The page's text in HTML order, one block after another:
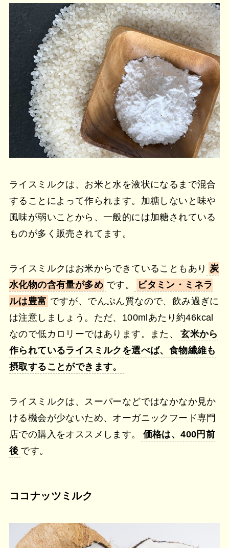
ライスミルクは、お米と水を液状になるまで混合
することによって作られます。加糖しないと味や
風味が弱いことから、一般的には加糖されている
ものが多く販売されてます。
ライスミルクはお米からできていることもあり 炭
水化物の含有量が多め です。
ビタミン・ミネラ
ルは豊富 ですが、でんぷん質なので、飲み過ぎに
は注意しましょう。ただ、100mlあたり約46kcal
なので低カロリーではあります。また、
玄米から
作られているライスミルクを選べば、食物繊維も
摂取することができます。
ライスミルクは、スーパーなどではなかなか見か
ける機会が少ないため、オーガニックフード専門
店での購入をオススメします。
価格は、400円前
後 です。
ココナッツミルク